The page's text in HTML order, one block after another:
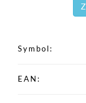
Symbol
EAN